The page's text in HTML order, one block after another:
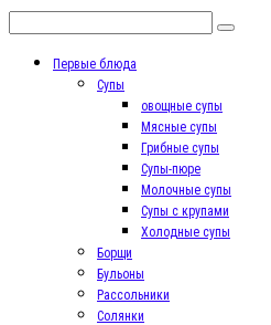
Первые блюда
Супы
овощные супы
Мясные супы
Грибные супы
Супы-пюре
Молочные супы
Супы с крупами
Холодные супы
Борщи
Бульоны
Рассольники
Солянки